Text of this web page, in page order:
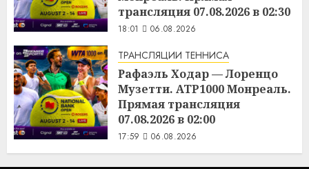
трансляция 07.08.2026 в 02:30
18:01 06.08.2026
ТРАНСЛЯЦИИ ТЕННИСА
Рафаэль Ходар — Лоренцо
Музетти. ATP1000 Монреаль.
Прямая трансляция
07.08.2026 в 02:00
17:59 06.08.2026